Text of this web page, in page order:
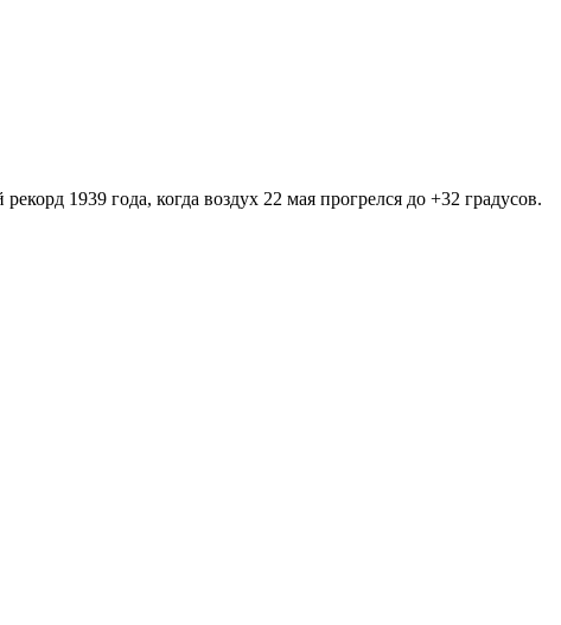
1939 года, когда воздух 22 мая прогрелся до +32 градусов.